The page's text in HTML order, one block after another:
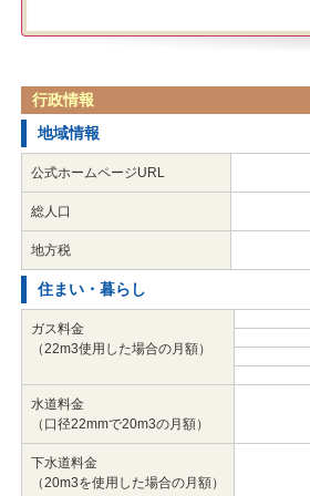
行政情報
地域情報
公式ホームページURL
総人口
地方税
住まい・暮らし
ガス料金
（22m3使用した場合の月額）
水道料金
（口径22mmで20m3の月額）
下水道料金
（20m3を使用した場合の月額）